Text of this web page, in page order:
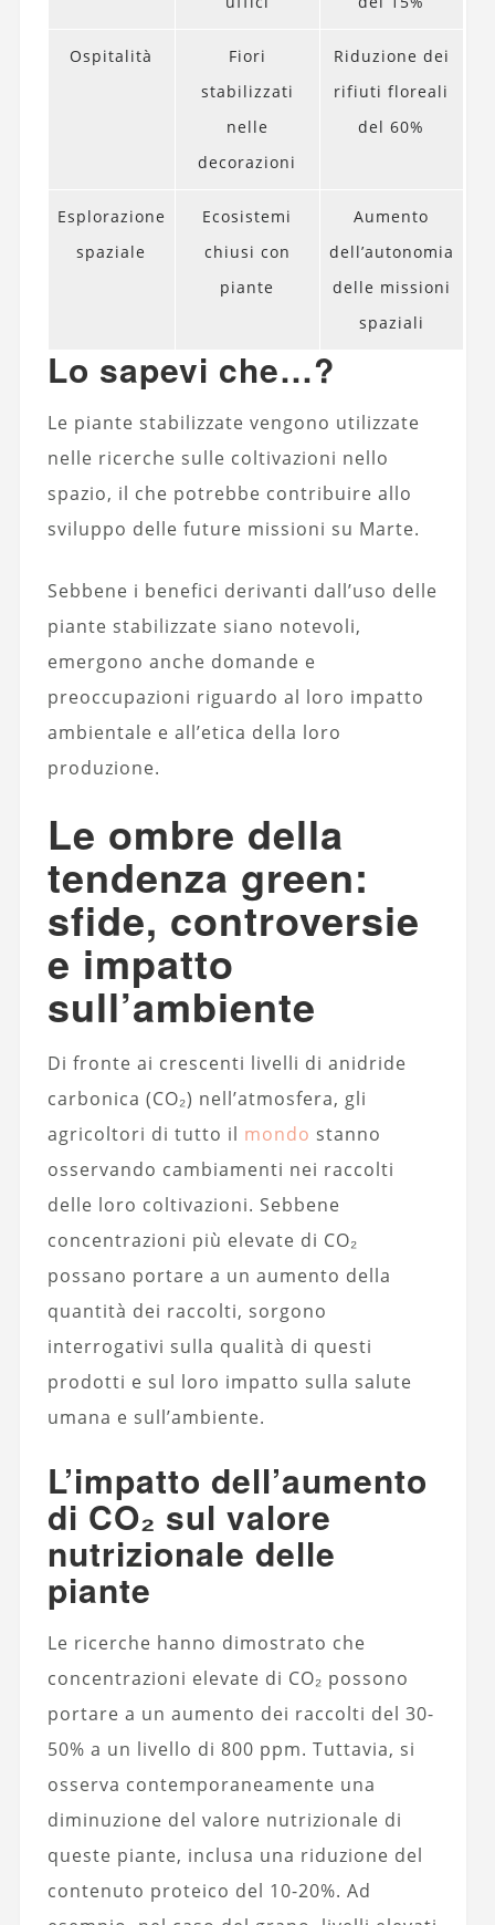
Ospitalità
Fiori
stabilizzati
nelle
decorazioni
Riduzione dei
rifiuti floreali
del 60%
Esplorazione
spaziale
Ecosistemi
chiusi con
piante
Aumento
dell’autonomia
delle missioni
spaziali
Lo sapevi che…?
Le piante stabilizzate vengono utilizzate
nelle ricerche sulle coltivazioni nello
spazio, il che potrebbe contribuire allo
sviluppo delle future missioni su Marte.
Sebbene i benefici derivanti dall’uso delle
piante stabilizzate siano notevoli,
emergono anche domande e
preoccupazioni riguardo al loro impatto
ambientale e all’etica della loro
produzione.
Le ombre della
tendenza green:
sfide, controversie
e impatto
sull’ambiente
Di fronte ai crescenti livelli di anidride
carbonica (CO₂) nell’atmosfera, gli
agricoltori di tutto il mondo stanno
osservando cambiamenti nei raccolti
delle loro coltivazioni. Sebbene
concentrazioni più elevate di CO₂
possano portare a un aumento della
quantità dei raccolti, sorgono
interrogativi sulla qualità di questi
prodotti e sul loro impatto sulla salute
umana e sull’ambiente.
L’impatto dell’aumento
di CO₂ sul valore
nutrizionale delle
piante
Le ricerche hanno dimostrato che
concentrazioni elevate di CO₂ possono
portare a un aumento dei raccolti del 30-
50% a un livello di 800 ppm. Tuttavia, si
osserva contemporaneamente una
diminuzione del valore nutrizionale di
queste piante, inclusa una riduzione del
contenuto proteico del 10-20%. Ad